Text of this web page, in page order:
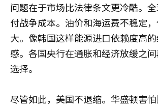
问题在于市场比法律条文更冷酷。
付战争成本。油价和海运费不稳定
大。像韩国这样能源进口依赖度高
感。各国央行在通胀和经济放缓之
选择。
尽管如此，美国不退缩。华盛顿害